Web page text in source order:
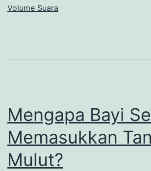
Volume Suara
Mengapa Bayi
Memasukkan
Mulut?